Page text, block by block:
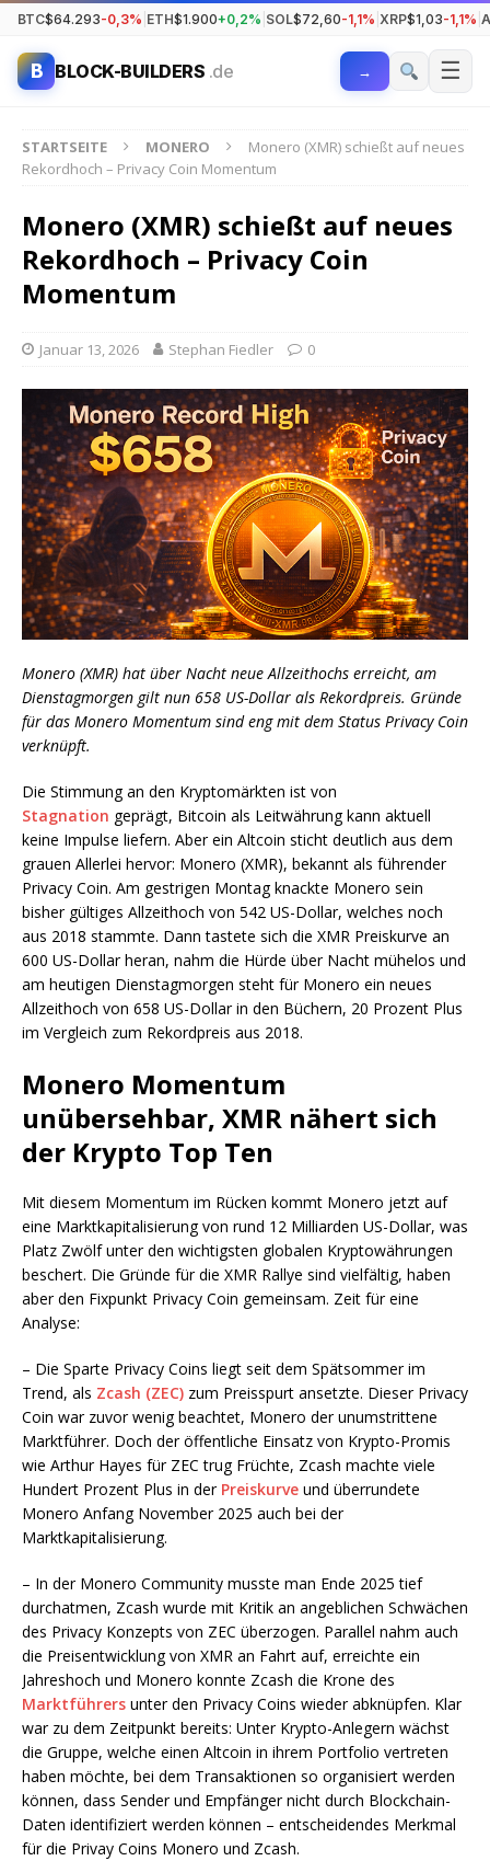
BTC$64.293-0,3% ETH$1.900+0,2% SOL$72,60-1,1% XRP$1,03-1,1%
B BLOCK-BUILDERS .de → ☰
STARTSEITE MONERO
Monero (XMR) schießt auf neues
Rekordhoch – Privacy Coin Momentum
Monero (XMR) schießt auf neues
Rekordhoch – Privacy Coin
Momentum
Januar 13, 2026 Stephan Fiedler 0
Monero (XMR) hat über Nacht neue Allzeithochs erreicht, am
Dienstagmorgen gilt nun 658 US-Dollar als Rekordpreis. Gründe
für das Monero Momentum sind eng mit dem Status Privacy Coin
verknüpft.
Die Stimmung an den Kryptomärkten ist von
Stagnation geprägt, Bitcoin als Leitwährung kann aktuell
keine Impulse liefern. Aber ein Altcoin sticht deutlich aus dem
grauen Allerlei hervor: Monero (XMR), bekannt als führender
Privacy Coin. Am gestrigen Montag knackte Monero sein
bisher gültiges Allzeithoch von 542 US-Dollar, welches noch
aus 2018 stammte. Dann tastete sich die XMR Preiskurve an
600 US-Dollar heran, nahm die Hürde über Nacht mühelos und
am heutigen Dienstagmorgen steht für Monero ein neues
Allzeithoch von 658 US-Dollar in den Büchern, 20 Prozent Plus
im Vergleich zum Rekordpreis aus 2018.
Monero Momentum
unübersehbar, XMR nähert sich
der Krypto Top Ten
Mit diesem Momentum im Rücken kommt Monero jetzt auf
eine Marktkapitalisierung von rund 12 Milliarden US-Dollar, was
Platz Zwölf unter den wichtigsten globalen Kryptowährungen
beschert. Die Gründe für die XMR Rallye sind vielfältig, haben
aber den Fixpunkt Privacy Coin gemeinsam. Zeit für eine
Analyse:
– Die Sparte Privacy Coins liegt seit dem Spätsommer im
Trend, als Zcash (ZEC) zum Preisspurt ansetzte. Dieser Privacy
Coin war zuvor wenig beachtet, Monero der unumstrittene
Marktführer. Doch der öffentliche Einsatz von Krypto-Promis
wie Arthur Hayes für ZEC trug Früchte, Zcash machte viele
Hundert Prozent Plus in der Preiskurve und überrundete
Monero Anfang November 2025 auch bei der
Marktkapitalisierung.
– In der Monero Community musste man Ende 2025 tief
durchatmen, Zcash wurde mit Kritik an angeblichen Schwächen
des Privacy Konzepts von ZEC überzogen. Parallel nahm auch
die Preisentwicklung von XMR an Fahrt auf, erreichte ein
Jahreshoch und Monero konnte Zcash die Krone des
Marktführers unter den Privacy Coins wieder abknüpfen. Klar
war zu dem Zeitpunkt bereits: Unter Krypto-Anlegern wächst
die Gruppe, welche einen Altcoin in ihrem Portfolio vertreten
haben möchte, bei dem Transaktionen so organisiert werden
können, dass Sender und Empfänger nicht durch Blockchain-
Daten identifiziert werden können – entscheidendes Merkmal
für die Privay Coins Monero und Zcash.